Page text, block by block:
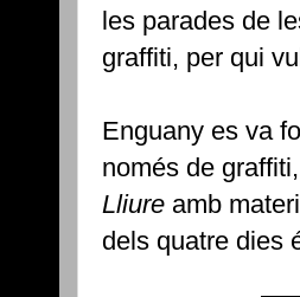
les parades de
graffiti, per qui
Enguany es va
només de
Lliure amb
dels quatre dies